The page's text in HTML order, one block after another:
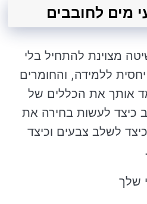
מצוינת להתחיל בלי
ללמידה, והחומרים
אותך את הכללים של
כיצד לעשות בחירה את
לשלב צבעים וכיצד
שלך